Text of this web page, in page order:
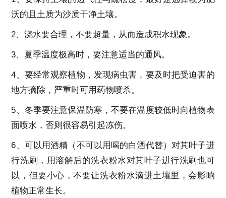
沃的且土质为沙质干净土壤。
2、浇水要合理，不要超量，从而造成积水现象。
3、夏季温度极高时，要注意适当的通风。
4、要经常观察植物，发现病虫害，要及时把受迫害的
地方摘除，严重时可用药物喷杀。
5、冬季要注意保温防寒，不要在温度较低时向植物表
面喷水，否则很容易引起冻伤。
6、可以用酒精（不可以用喝的白酒代替）对其叶子进
行洗刷，用溶解后的洗衣粉水对其叶子进行洗刷也可
以，但要小心，不要让洗衣粉水滴进土壤里，会影响
植物正常生长。